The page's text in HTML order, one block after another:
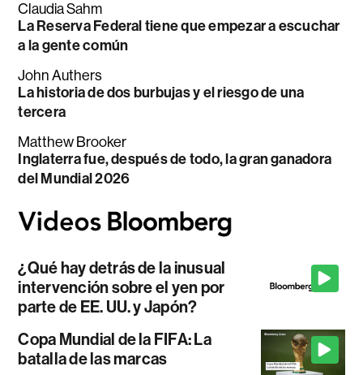
Claudia Sahm
La Reserva Federal tiene que empezar a escuchar
a la gente común
John Authers
La historia de dos burbujas y el riesgo de una
tercera
Matthew Brooker
Inglaterra fue, después de todo, la gran ganadora
del Mundial 2026
¿Qué hay detrás de la inusual
intervención sobre el yen por
parte de EE. UU. y Japón?
Copa Mundial de la FIFA: La
batalla de las marcas